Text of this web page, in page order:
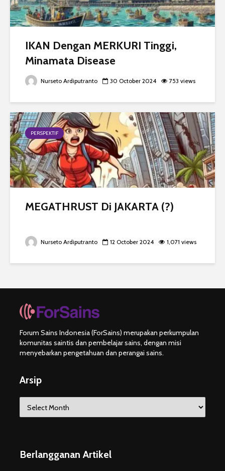
IKAN Dengan MERKURI Tinggi,
Minamata Disease
Nurseto Ardiputranto 30 October 2024 753 views
PERSPEKTIF
MEGATHRUST Di JAKARTA (?)
Nurseto Ardiputranto 12 October 2024 1,071 views
Forum Sains Indonesia (ForSains) merupakan perkumpulan
komunitas saintis dan pembelajar sains, dengan misi
menyebarkan pengetahuan dan perangai sains.
Arsip
Berlangganan Artikel